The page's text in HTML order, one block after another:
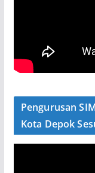
Pengurusan
Kota Depok